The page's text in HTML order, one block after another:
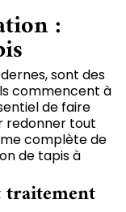
:
sont des
commencent à
de faire
redonner tout
complète de
de tapis à
traitement